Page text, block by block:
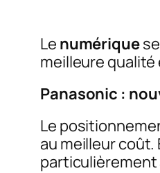
Le numérique
meilleure
Panasonic :
Le
au meilleur
particulièrement